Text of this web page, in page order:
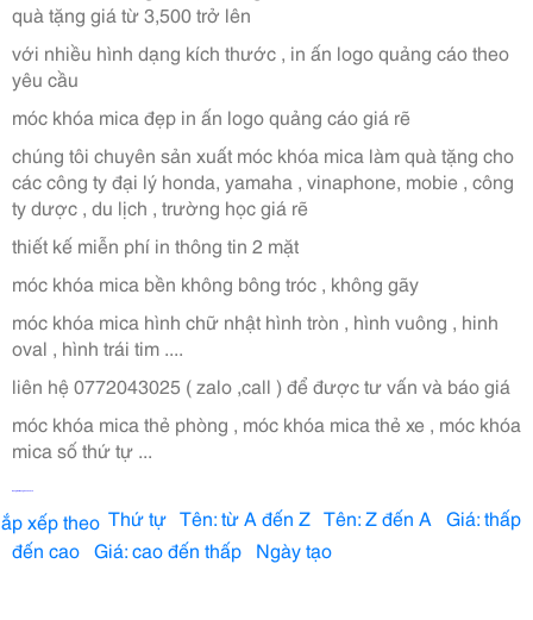
quà tặng giá từ 3,500 trở lên
với nhiều hình dạng kích thước , in ấn logo quảng cáo theo
yêu cầu
móc khóa mica đẹp in ấn logo quảng cáo giá rẽ
chúng tôi chuyên sản xuất móc khóa mica làm quà tặng cho
các công ty đại lý honda, yamaha , vinaphone, mobie , công
ty dược , du lịch , trường học giá rẽ
thiết kế miễn phí in thông tin 2 mặt
móc khóa mica bền không bông tróc , không gãy
móc khóa mica hình chữ nhật hình tròn , hình vuông , hinh
oval , hình trái tim ....
liên hệ 0772043025 ( zalo ,call ) để được tư vấn và báo giá
móc khóa mica thẻ phòng , móc khóa mica thẻ xe , móc khóa
mica số thứ tự ...
xếp theo Thứ tự Tên: từ A đến Z Tên: Z đến A Giá: thấp
đến cao Giá: cao đến thấp Ngày tạo